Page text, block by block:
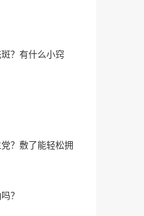
？有什么小窍
？敷了能轻松拥
？